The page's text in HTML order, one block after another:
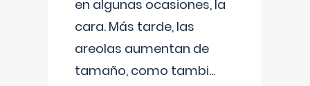
en algunas ocasiones, la
cara. Más tarde, las
areolas aumentan de
tamaño, como tambi...